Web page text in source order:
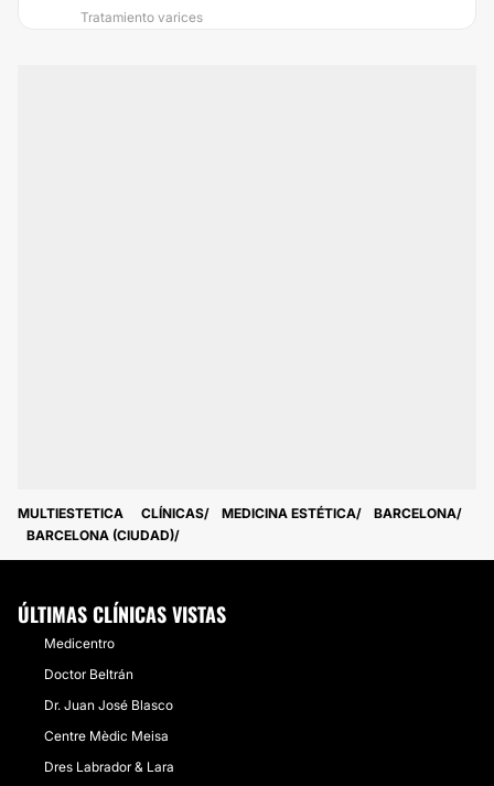
Tratamiento varices
MULTIESTETICA CLÍNICAS MEDICINA ESTÉTICA
BARCELONA
BARCELONA (CIUDAD)
ÚLTIMAS CLÍNICAS VISTAS
Medicentro
Doctor Beltrán
Dr. Juan José Blasco
Centre Mèdic Meisa
Dres Labrador & Lara